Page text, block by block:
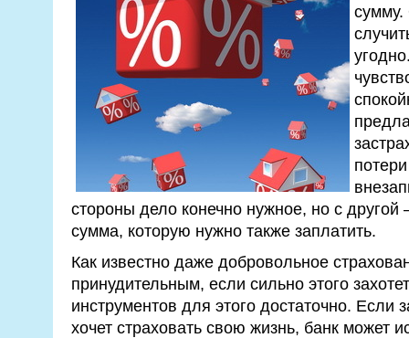
сумму.
стороны дело конечно нужное, но с
сумма, которую нужно также заплатить.
Как известно даже добровольное
принудительным, если сильно этого
инструментов для этого достаточно. Если
хочет страховать свою жизнь, банк может